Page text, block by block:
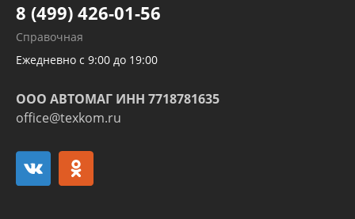
Развертка пайка медных стальных
алюминиевых трубок и штуцеров
8 (499) 426-01-56
Справочная
Ежедневно с 9:00 до 19:00
ООО АВТОМАГ ИНН 7718781635
office@texkom.ru